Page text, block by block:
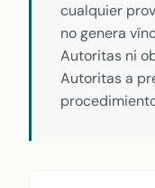
cualquier
no genera
Autoritas ni
Autoritas a